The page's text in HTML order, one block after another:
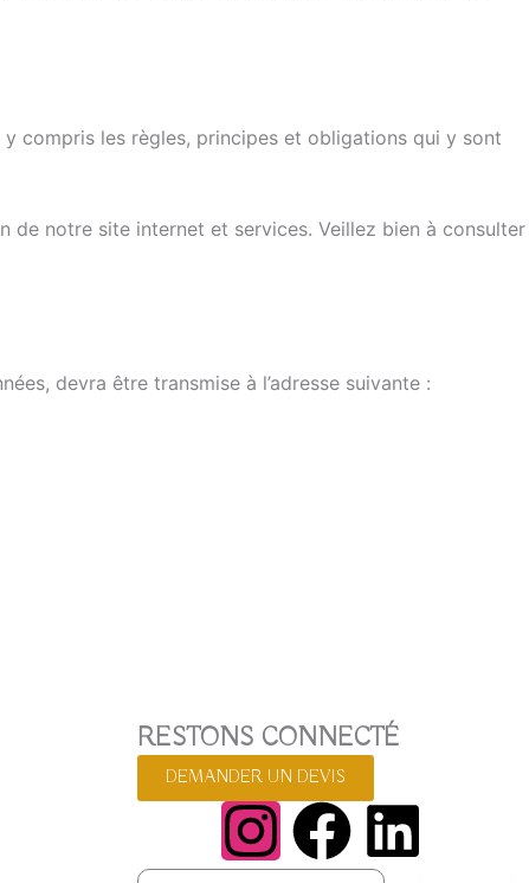
compris les règles, principes et obligations qui y sont
de notre site internet et services. Veillez bien à consulter
devra être transmise à l’adresse suivante :
RESTONS CONNECTÉ
DEMANDER UN DEVIS
I
F L